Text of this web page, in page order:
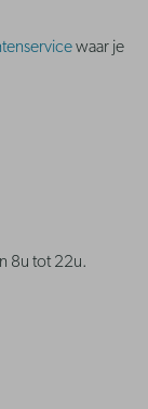
waar je
8u tot 22u.